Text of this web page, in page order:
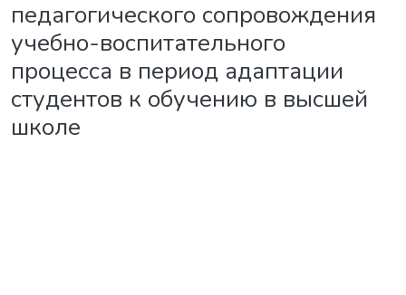
педагогического сопровождения
учебно-воспитательного
процесса в период адаптации
студентов к обучению в высшей
школе